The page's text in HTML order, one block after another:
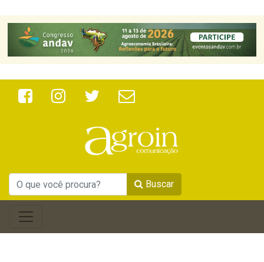
Buscar